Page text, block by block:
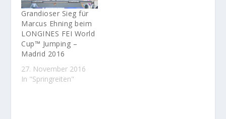
Grandioser Sieg für
Marcus Ehning beim
LONGINES FEI World
Cup™ Jumping –
Madrid 2016
27. November 2016
In "Springreiten"